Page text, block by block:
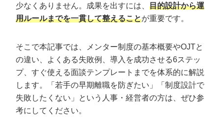
YouTubeディレクター
ミッション・ビジョン・バリュー
取締役メッセージ（株本祐己）
業務委託
認定パートナー
動画ディレクター
少なくありません。成果を出すには、 目的設計から運
用ルールまでを一貫して整えることが重要です。
そこで本記事では、メンター制度の基本概要やOJTと
の違い、よくある失敗例、導入を成功させる6ステッ
プ、すぐ使える面談テンプレートまでを体系的に解説
します。「若手の早期離職を防ぎたい」「制度設計で
失敗したくない」という人事・経営者の方は、ぜひ参
考にしてください。